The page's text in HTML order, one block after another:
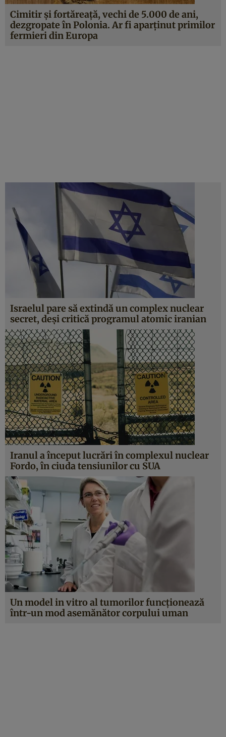
Cimitir și fortăreață, vechi de 5.000 de ani,
dezgropate în Polonia. Ar fi aparținut primilor
fermieri din Europa
Israelul pare să extindă un complex nuclear
secret, deşi critică programul atomic iranian
Iranul a început lucrări în complexul nuclear
Fordo, în ciuda tensiunilor cu SUA
Un model in vitro al tumorilor funcţionează
într-un mod asemănător corpului uman